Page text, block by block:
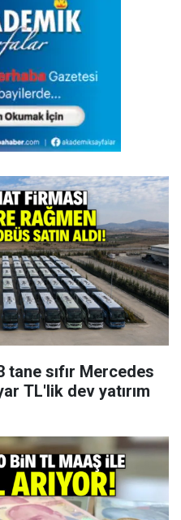
sıfır Mercedes
TL'lik dev yatırım